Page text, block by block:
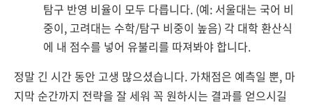
탐구 반영 비율이 모두 다릅니다. (예: 서울대는 국어 비
중이, 고려대는 수학/탐구 비중이 높음) 각 대학 환산식
에 내 점수를 넣어 유불리를 따져봐야 합니다.
정말 긴 시간 동안 고생 많으셨습니다. 가채점은 예측일 뿐, 마
지막 순간까지 전략을 잘 세워 꼭 원하시는 결과를 얻으시길